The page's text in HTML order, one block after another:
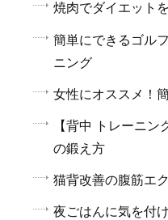
焼肉でダイエット
簡単にできるゴル
ニング
女性にオススメ！
【背中 トレーニ
の鍛え方
猫背改善の腹筋エ
夜ごはんに気を付